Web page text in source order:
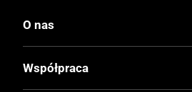
O nas
Współpraca